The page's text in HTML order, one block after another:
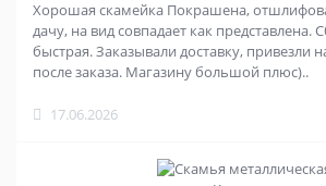
Хорошая скамейка Покрашена,
дачу, на вид совпадает как
быстрая. Заказывали доставку, привезли
после заказа. Магазину большой плюс)..
17.06.2026